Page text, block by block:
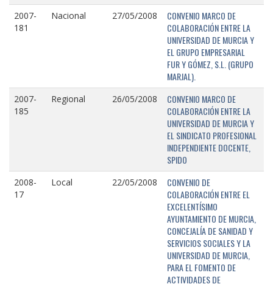
2007-
181
Nacional 27/05/2008
CONVENIO MARCO DE
COLABORACIÓN ENTRE LA
UNIVERSIDAD DE MURCIA Y
EL GRUPO EMPRESARIAL
FUR Y GÓMEZ, S.L. (GRUPO
MARJAL).
2007-
185
Regional 26/05/2008
CONVENIO MARCO DE
COLABORACIÓN ENTRE LA
UNIVERSIDAD DE MURCIA Y
EL SINDICATO PROFESIONAL
INDEPENDIENTE DOCENTE,
SPIDO
2008-
17
Local 22/05/2008
CONVENIO DE
COLABORACIÓN ENTRE EL
EXCELENTÍSIMO
AYUNTAMIENTO DE MURCIA,
CONCEJALÍA DE SANIDAD Y
SERVICIOS SOCIALES Y LA
UNIVERSIDAD DE MURCIA,
PARA EL FOMENTO DE
ACTIVIDADES DE